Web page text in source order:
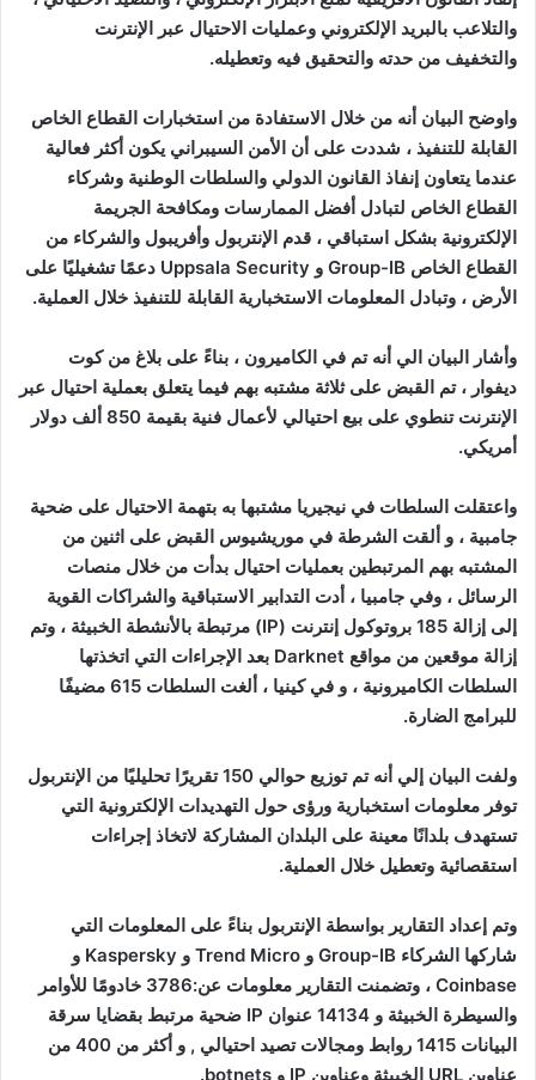
والتلاعب بالبريد الإلكتروني وعمليات الاحتيال عبر الإنترنت
والتخفيف من حدته والتحقيق فيه وتعطيله.
واوضح البيان أنه من خلال الاستفادة من استخبارات القطاع الخاص
القابلة للتنفيذ ، شددت على أن الأمن السيبراني يكون أكثر فعالية
عندما يتعاون إنفاذ القانون الدولي والسلطات الوطنية وشركاء
القطاع الخاص لتبادل أفضل الممارسات ومكافحة الجريمة
الإلكترونية بشكل استباقي ، قدم الإنتربول وأفريبول والشركاء من
القطاع الخاص Group-IB و Uppsala Security دعمًا تشغيليًا على
الأرض ، وتبادل المعلومات الاستخبارية القابلة للتنفيذ خلال العملية.
وأشار البيان الي أنه تم في الكاميرون ، بناءً على بلاغ من كوت
ديفوار ، تم القبض على ثلاثة مشتبه بهم فيما يتعلق بعملية احتيال عبر
الإنترنت تنطوي على بيع احتيالي لأعمال فنية بقيمة 850 ألف دولار
أمريكي.
واعتقلت السلطات في نيجيريا مشتبها به بتهمة الاحتيال على ضحية
جامبية ، و ألقت الشرطة في موريشيوس القبض على اثنين من
المشتبه بهم المرتبطين بعمليات احتيال بدأت من خلال منصات
الرسائل ، وفي جامبيا ، أدت التدابير الاستباقية والشراكات القوية
إلى إزالة 185 بروتوكول إنترنت (IP) مرتبطة بالأنشطة الخبيثة ، وتم
إزالة موقعين من مواقع Darknet بعد الإجراءات التي اتخذتها
السلطات الكاميرونية ، و في كينيا ، ألغت السلطات 615 مضيفًا
للبرامج الضارة.
ولفت البيان إلي أنه تم توزيع حوالي 150 تقريرًا تحليليًا من الإنتربول
توفر معلومات استخبارية ورؤى حول التهديدات الإلكترونية التي
تستهدف بلدانًا معينة على البلدان المشاركة لاتخاذ إجراءات
استقصائية وتعطيل خلال العملية.
وتم إعداد التقارير بواسطة الإنتربول بناءً على المعلومات التي
شاركها الشركاء Group-IB و Trend Micro و Kaspersky و
Coinbase ، وتضمنت التقارير معلومات عن:3786 خادومًا للأوامر
والسيطرة الخبيثة و 14134 عنوان IP ضحية مرتبط بقضايا سرقة
البيانات 1415 روابط ومجالات تصيد احتيالي , و أكثر من 400 من
عناوين URL الخبيثة وعناوين IP و botnets.